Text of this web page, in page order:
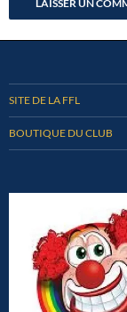
SITE DE LA FFL
BOUTIQUE DU CLUB